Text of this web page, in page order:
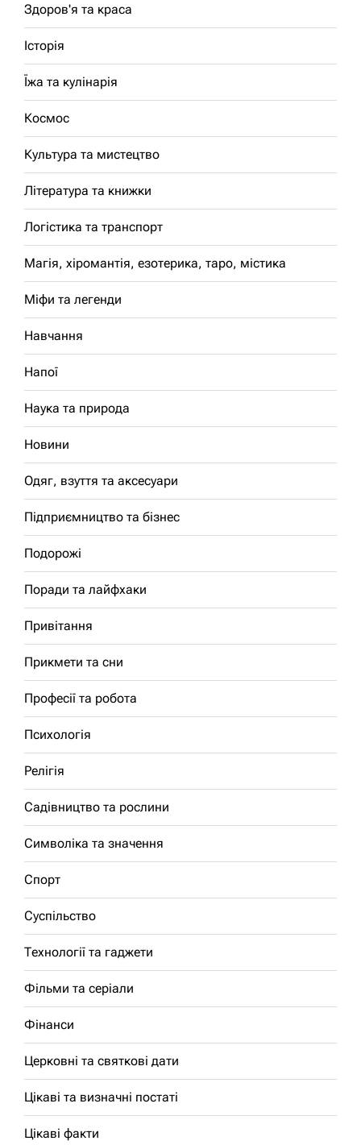
Здоров'я та краса
Історія
Їжа та кулінарія
Космос
Культура та мистецтво
Література та книжки
Логістика та транспорт
Магія, хіромантія, езотерика, таро, містика
Міфи та легенди
Навчання
Напої
Наука та природа
Новини
Одяг, взуття та аксесуари
Підприємництво та бізнес
Подорожі
Поради та лайфхаки
Привітання
Прикмети та сни
Професії та робота
Психологія
Релігія
Садівництво та рослини
Символіка та значення
Спорт
Суспільство
Технології та гаджети
Фільми та серіали
Фінанси
Церковні та святкові дати
Цікаві та визначні постаті
Цікаві факти